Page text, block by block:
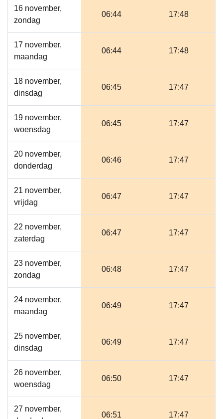
16 november,
zondag
06:44 17:48
17 november,
maandag
06:44 17:48
18 november,
dinsdag
06:45 17:47
19 november,
woensdag
06:45 17:47
20 november,
donderdag
06:46 17:47
21 november,
vrijdag
06:47 17:47
22 november,
zaterdag
06:47 17:47
23 november,
zondag
06:48 17:47
24 november,
maandag
06:49 17:47
25 november,
dinsdag
06:49 17:47
26 november,
woensdag
06:50 17:47
27 november,
06:51 17:47